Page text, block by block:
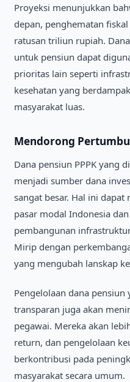
Proyeksi menunjukkan
depan, penghematan
ratusan triliun rupiah.
untuk pensiun dapat
prioritas lain seperti
kesehatan yang
masyarakat luas.
Mendorong
Dana pensiun PPPK yang
menjadi sumber dana
sangat besar. Hal ini
pasar modal Indonesia
pembangunan
Mirip dengan
yang mengubah lanskap
Pengelolaan dana
transparan juga akan
pegawai. Mereka akan
return, dan pengelolaan
berkontribusi pada
masyarakat secara umum.